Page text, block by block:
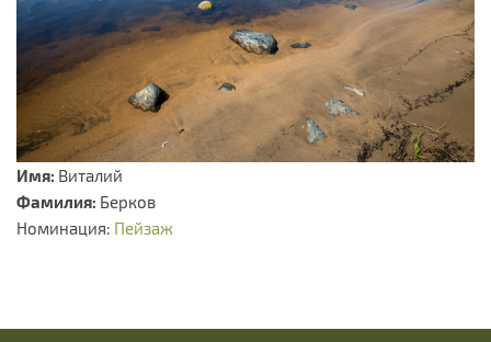
Имя: Виталий
Фамилия: Берков
Номинация: Пейзаж